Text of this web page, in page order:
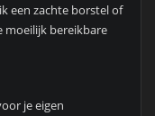
een zachte borstel of
moeilijk bereikbare
je eigen